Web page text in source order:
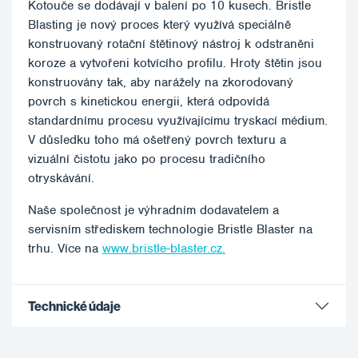
Kotouče se dodávají v balení po 10 kusech. Bristle
Blasting je nový proces který využívá speciálně
konstruovaný rotační štětinový nástroj k odstraněni
koroze a vytvořeni kotvícího profilu. Hroty štětin jsou
konstruovány tak, aby narážely na zkorodovaný
povrch s kinetickou energii, která odpovídá
standardnímu procesu využívajícímu tryskací médium.
V důsledku toho má ošetřený povrch texturu a
vizuální čistotu jako po procesu tradičního
otryskávání.
Naše společnost je výhradním dodavatelem a
servisním střediskem technologie Bristle Blaster na
trhu. Více na www.bristle-blaster.cz.
Technické údaje